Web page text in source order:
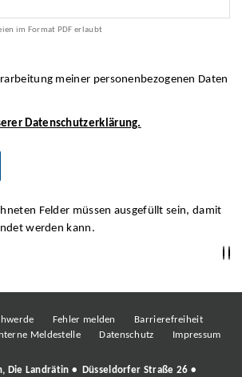
im Format PDF erlaubt
meiner personenbezogenen Daten
Datenschutzerklärung.
Felder müssen ausgefüllt sein, damit
werden kann.
Fehler melden
Barrierefreiheit
Meldestelle Datenschutz Impressum
Die Landrätin • Düsseldorfer Straße 26 •